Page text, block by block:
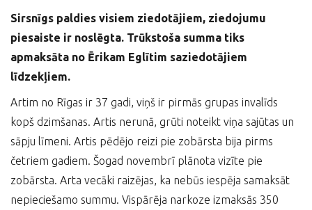
Sirsnīgs paldies visiem ziedotājiem, ziedojumu
piesaiste ir noslēgta. Trūkstoša summa tiks
apmaksāta no Ērikam Eglītim saziedotājiem
līdzekļiem.
Artim no Rīgas ir 37 gadi, viņš ir pirmās grupas invalīds
kopš dzimšanas. Artis nerunā, grūti noteikt viņa sajūtas un
sāpju līmeni. Artis pēdējo reizi pie zobārsta bija pirms
četriem gadiem. Šogad novembrī plānota vizīte pie
zobārsta. Arta vecāki raizējas, ka nebūs iespēja samaksāt
nepieciešamo summu. Vispārēja narkoze izmaksās 350